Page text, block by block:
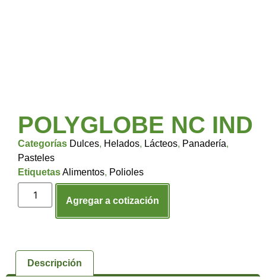
POLYGLOBE NC IND
Categorías Dulces, Helados, Lácteos, Panadería,
Pasteles
EtiquetasAlimentos, Polioles
Agregar a cotización
Descripción